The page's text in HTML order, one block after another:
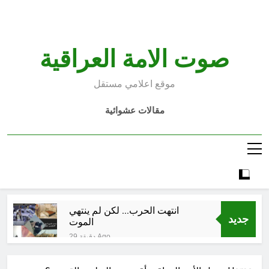
صوت الامة العراقية
موقع اعلامي مستقل
مقالات عشوائية
جديد
انتهت الحرب… لكن لم ينتهي
الموت
29 دقيقة Ago